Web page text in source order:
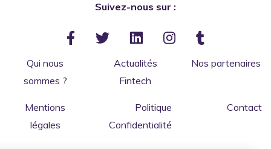
Suivez-nous sur :
Qui nous
sommes ?
Actualités
Fintech
Nos partenaires
Mentions
légales
Politique
Confidentialité
Contact